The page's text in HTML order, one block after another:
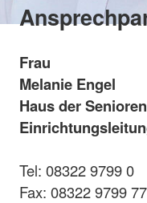
Frau
Melanie Engel
Haus der Senioren
Tel: 08322 9799 0
Fax: 08322 9799 77